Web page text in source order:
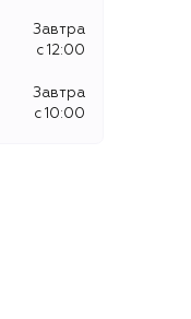
Завтра
c 12:00
Завтра
c 10:00